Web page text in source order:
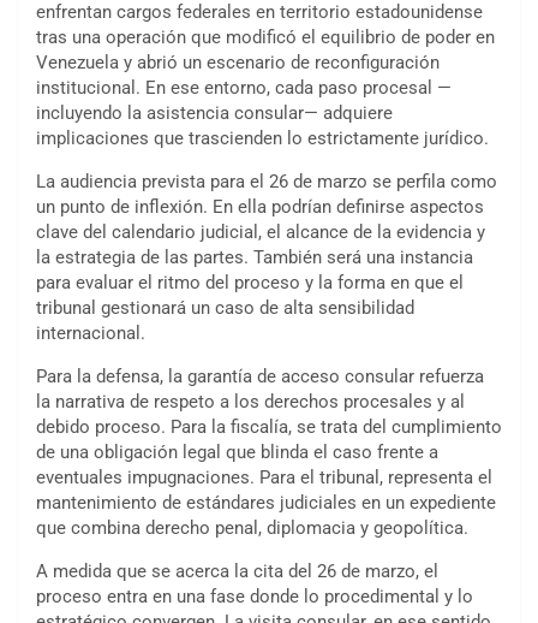
enfrentan cargos federales en territorio estadounidense
tras una operación que modificó el equilibrio de poder en
Venezuela y abrió un escenario de reconfiguración
institucional. En ese entorno, cada paso procesal —
incluyendo la asistencia consular— adquiere
implicaciones que trascienden lo estrictamente jurídico.
La audiencia prevista para el 26 de marzo se perfila como
un punto de inflexión. En ella podrían definirse aspectos
clave del calendario judicial, el alcance de la evidencia y
la estrategia de las partes. También será una instancia
para evaluar el ritmo del proceso y la forma en que el
tribunal gestionará un caso de alta sensibilidad
internacional.
Para la defensa, la garantía de acceso consular refuerza
la narrativa de respeto a los derechos procesales y al
debido proceso. Para la fiscalía, se trata del cumplimiento
de una obligación legal que blinda el caso frente a
eventuales impugnaciones. Para el tribunal, representa el
mantenimiento de estándares judiciales en un expediente
que combina derecho penal, diplomacia y geopolítica.
A medida que se acerca la cita del 26 de marzo, el
proceso entra en una fase donde lo procedimental y lo